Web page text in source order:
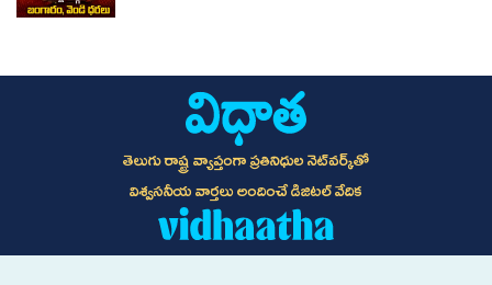
తెలుగు రాష్ట్ర వ్యాప్తంగా ప్రతినిధుల నెట్‌వర్క్‌తో
విశ్వసనీయ వార్తలు అందించే డిజిటల్ వేదిక